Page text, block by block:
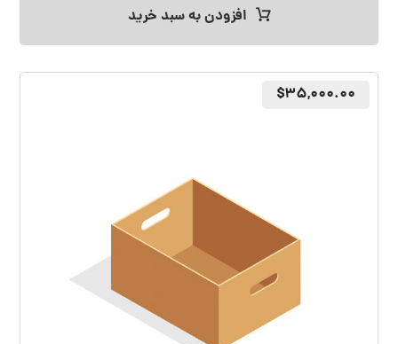
افزودن به سبد خرید
$۳۵,۰۰۰.۰۰